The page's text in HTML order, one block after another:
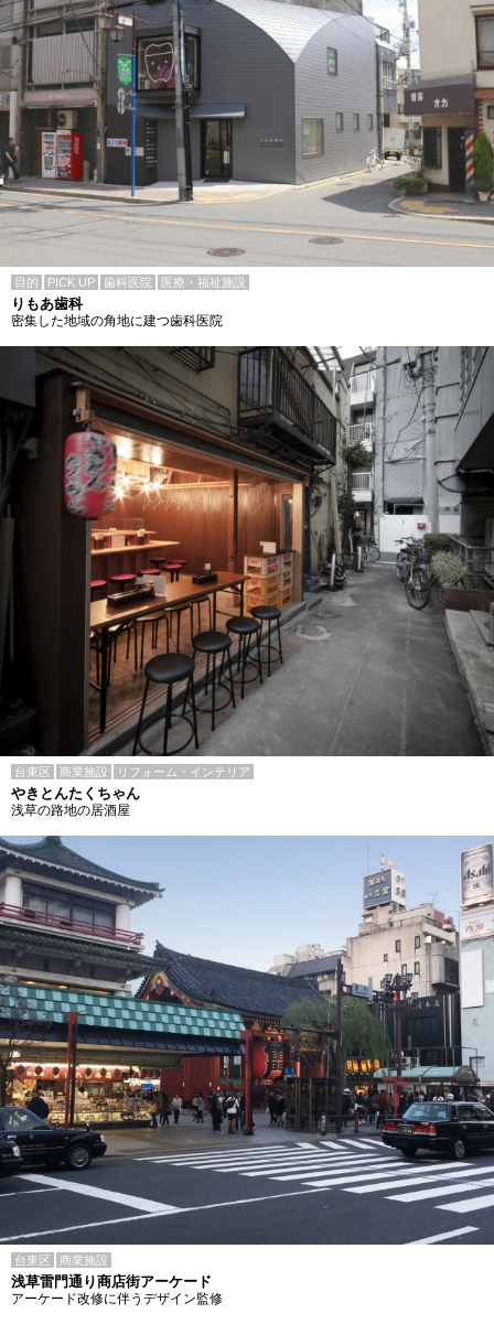
目的 PICK UP 歯科医院 医療・福祉施設
りもあ歯科
密集した地域の角地に建つ歯科医院
台東区 商業施設 リフォーム・インテリア
やきとんたくちゃん
浅草の路地の居酒屋
台東区 商業施設
浅草雷門通り商店街アーケード
アーケード改修に伴うデザイン監修